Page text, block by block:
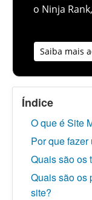
o Ninja
Saiba mais
Índice
O que é Site
Por que
Quais são os
Quais são os
site?